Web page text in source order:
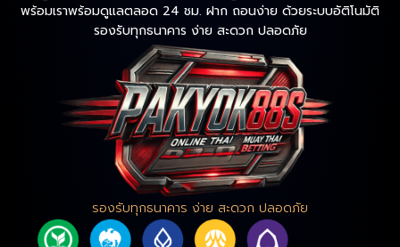
พร้อมเราพร้อมดูแลตลอด 24 ชม. ฝาก ถอนง่าย ด้วยระบบอัติโนมัติ
รองรับทุกธนาคาร ง่าย สะดวก ปลอดภัย
รองรับทุกธนาคาร ง่าย สะดวก ปลอดภัย